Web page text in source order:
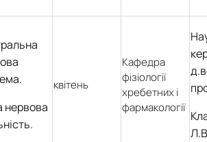
нервова
квітень
Кафедра
фізіології
хребетних і
фармакології